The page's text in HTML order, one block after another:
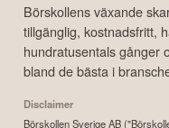
Börskollens växande
tillgänglig, kostnadsfritt,
hundratusentals gånger
bland de bästa i
Disclaimer
Börskollen Sverige AB